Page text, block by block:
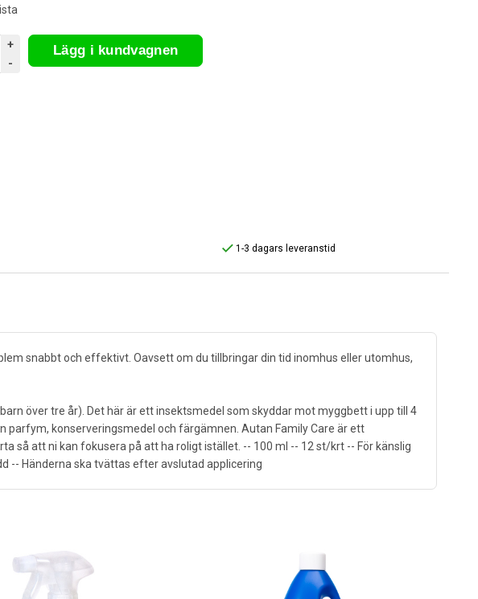
+
-
Lägg i kundvagnen
1-3 dagars leveranstid
snabbt och effektivt. Oavsett om du tillbringar din tid inomhus eller utomhus,
över tre år). Det här är ett insektsmedel som skyddar mot myggbett i upp till 4
konserveringsmedel och färgämnen. Autan Family Care är ett
så att ni kan fokusera på att ha roligt istället. -- 100 ml -- 12 st/krt -- För känslig
-- Händerna ska tvättas efter avslutad applicering